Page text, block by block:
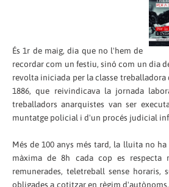
És 1r de maig, dia que no l'hem de
recordar com un festiu, sinó com un dia
revolta iniciada per la classe treballadora
1886, que reivindicava la jornada
treballadors anarquistes van ser
muntatge policial i d'un procés judicial
Més de 100 anys més tard, la lluita no
màxima de 8h cada cop es respecta
remunerades, teletreball sense horaris,
obligades a cotitzar en règim